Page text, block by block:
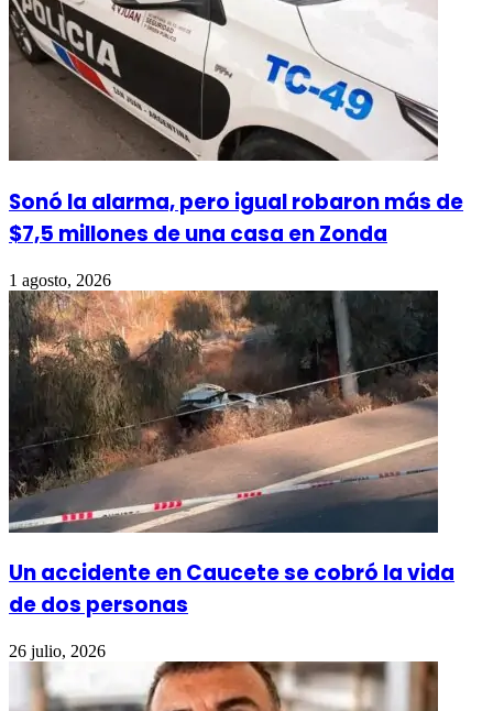
Sonó la alarma, pero igual robaron más de
$7,5 millones de una casa en Zonda
1 agosto, 2026
Un accidente en Caucete se cobró la vida
de dos personas
26 julio, 2026